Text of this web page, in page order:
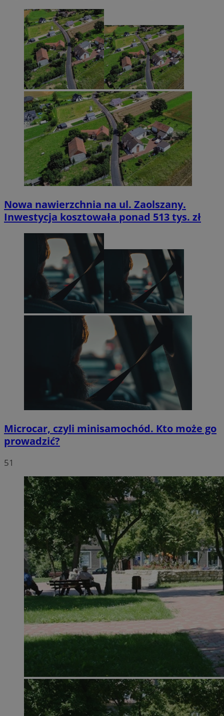
Nowa nawierzchnia na ul. Zaolszany.
Inwestycja kosztowała ponad 513 tys. zł
Microcar, czyli minisamochód. Kto może go
prowadzić?
51